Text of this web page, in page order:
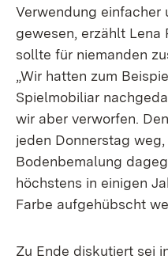
Verwendung einfacher
gewesen, erzählt Lena
sollte für niemanden
„Wir hatten zum
Spielmobiliar
wir aber verworfen.
jeden Donnerstag
Bodenbemalung
höchstens in einigen
Farbe aufgehübscht
Zu Ende diskutiert sei